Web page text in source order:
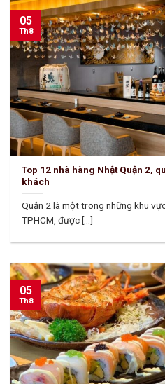
Top 12 nhà hàng Nhật Quận 2,
khách
Quận 2 là một trong những khu
TPHCM, được [...]
05
Th8
05
Th8